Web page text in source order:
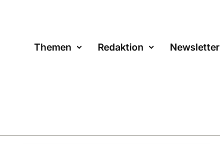
Themen Redaktion Newsletter